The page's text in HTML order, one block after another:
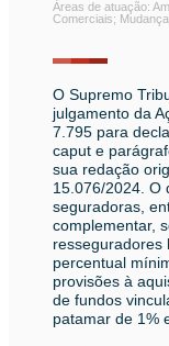
Áreas de atuação:
Comerciais;
O Supremo
julgamento da
7.795 para
caput e
sua redação
15.076/2024. O
seguradoras,
complementar,
resseguradores
percentual
provisões à
de fundos
patamar de 1%